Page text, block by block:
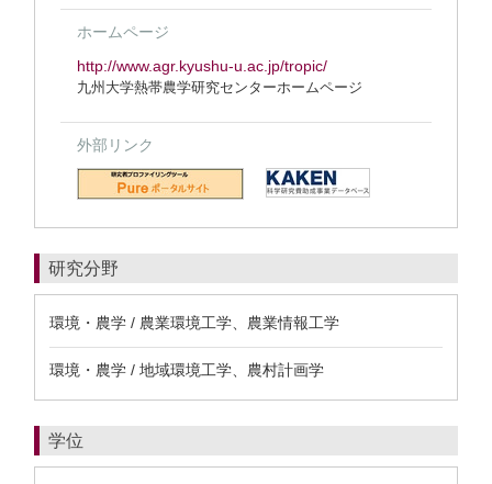
ホームページ
http://www.agr.kyushu-u.ac.jp/tropic/
九州大学熱帯農学研究センターホームページ
外部リンク
研究分野
環境・農学 / 農業環境工学、農業情報工学
環境・農学 / 地域環境工学、農村計画学
学位